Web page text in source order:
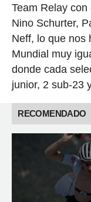
Team Relay
Nino Schurter,
Neff, lo que nos
Mundial muy
donde cada
junior, 2 sub-23
RECOMENDADO